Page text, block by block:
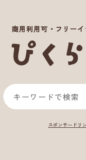
商用利用可・フリー